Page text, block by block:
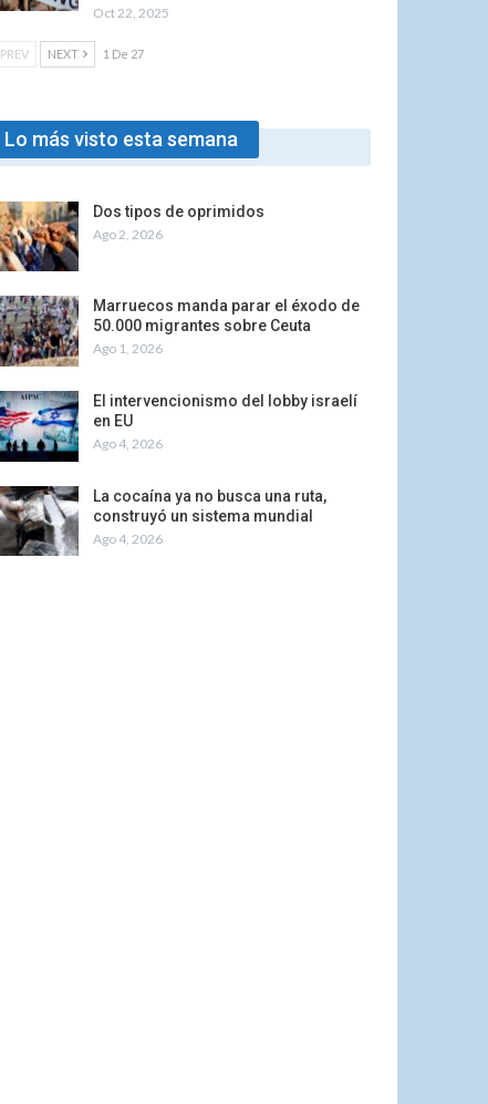
Oct 22, 2025
PREV NEXT 1 De 27
Lo más visto esta semana
Dos tipos de oprimidos
Ago 2, 2026
Marruecos manda parar el éxodo de
50.000 migrantes sobre Ceuta
Ago 1, 2026
El intervencionismo del lobby israelí
en EU
Ago 4, 2026
La cocaína ya no busca una ruta,
construyó un sistema mundial
Ago 4, 2026